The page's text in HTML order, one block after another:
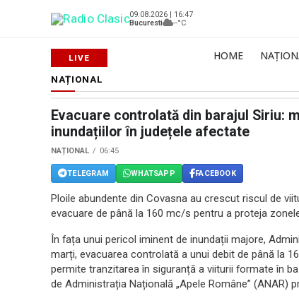
09.08.2026 | 16:47
Bucuresti
--°C
HOME
NAȚIONAL
Evacuare controlată din barajul Siriu:
inundațiilor în județele afectate
NAȚIONAL 06:45
TELEGRAM WHATSAPP FACEBOOK
Ploile abundente din Covasna au crescut riscul de
evacuare de până la 160 mc/s pentru a proteja
În fața unui pericol iminent de inundații majore,
marți, evacuarea controlată a unui debit de până la
permite tranzitarea în siguranță a viiturii formate în
de Administrația Națională „Apele Române” (ANAR)